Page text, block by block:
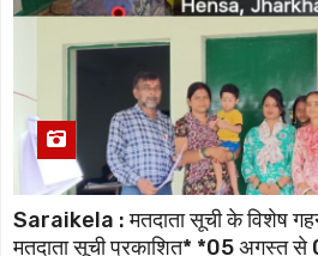
Saraikela : मतदाता सूची के विशेष गहन पुनरीक्षण के तहत प्रारूप
मतदाता सूची प्रकाशित* *05 अगस्त से 04 सितंबर तक दावे एवं